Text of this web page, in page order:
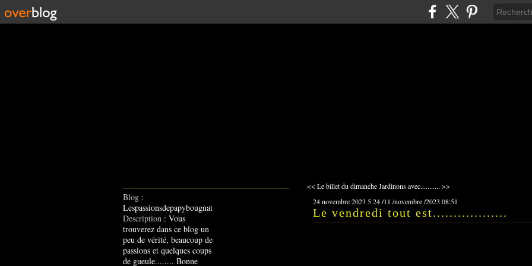
Blog :
Lespassionsdepapybougnat
Description : Vous
trouverez dans ce blog un
peu de vérité, beaucoup de
passions et quelques coups
de gueule........ Bonne
<< Le billet du dimancheJardinons avec........... >>
24 novembre 2023 524/11 /novembre/2023 08:51
Le vendredi tout est..................